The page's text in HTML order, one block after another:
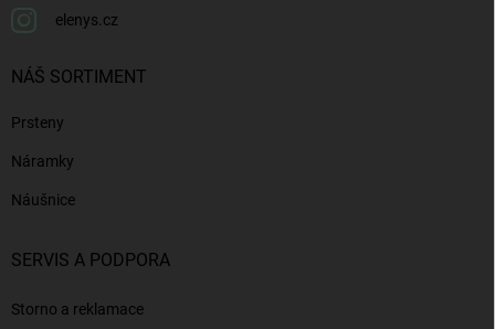
elenys.cz
NÁŠ SORTIMENT
Prsteny
Náramky
Náušnice
SERVIS A PODPORA
Storno a reklamace